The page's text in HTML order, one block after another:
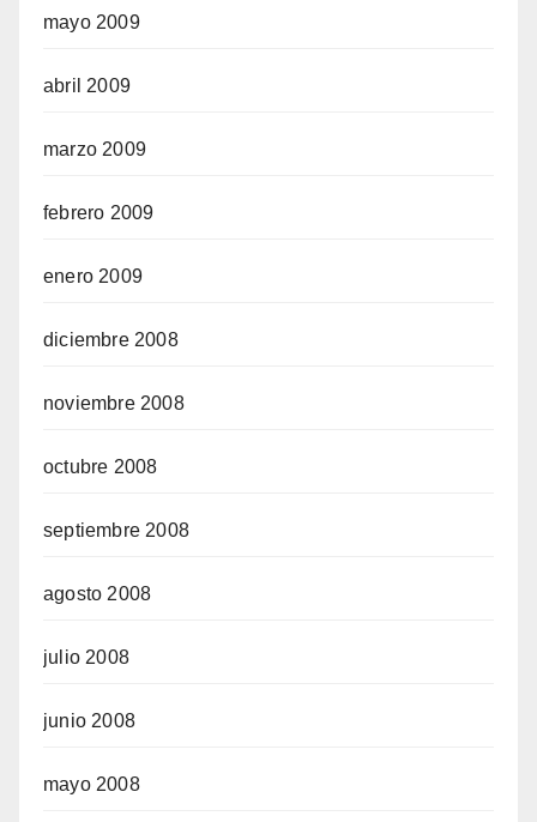
mayo 2009
abril 2009
marzo 2009
febrero 2009
enero 2009
diciembre 2008
noviembre 2008
octubre 2008
septiembre 2008
agosto 2008
julio 2008
junio 2008
mayo 2008